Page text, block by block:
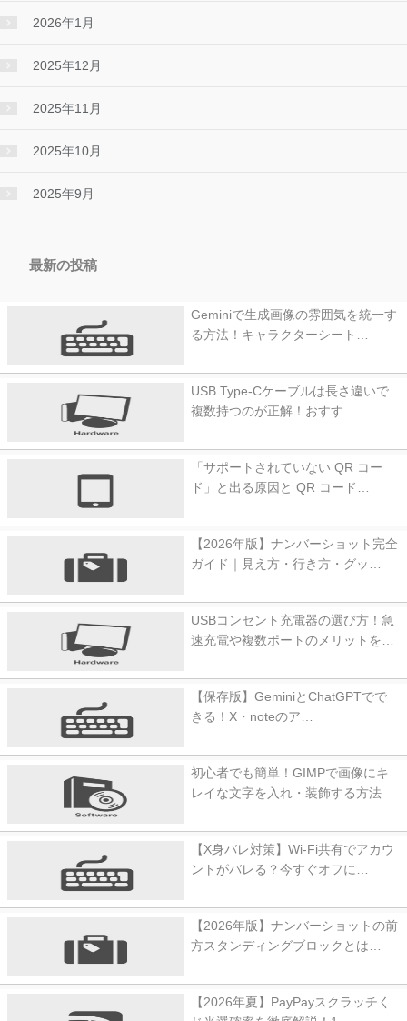
2026年1月
2025年12月
2025年11月
2025年10月
2025年9月
最新の投稿
Geminiで生成画像の雰囲気を統一す
る方法！キャラクターシート…
USB Type-Cケーブルは長さ違いで
複数持つのが正解！おすす…
「サポートされていない QR コー
ド」と出る原因と QR コード…
【2026年版】ナンバーショット完全
ガイド｜見え方・行き方・グッ…
USBコンセント充電器の選び方！急
速充電や複数ポートのメリットを…
【保存版】GeminiとChatGPTでで
きる！X・noteのア…
初心者でも簡単！GIMPで画像にキ
レイな文字を入れ・装飾する方法
【X身バレ対策】Wi-Fi共有でアカウ
ントがバレる？今すぐオフに…
【2026年版】ナンバーショットの前
方スタンディングブロックとは…
【2026年夏】PayPayスクラッチく